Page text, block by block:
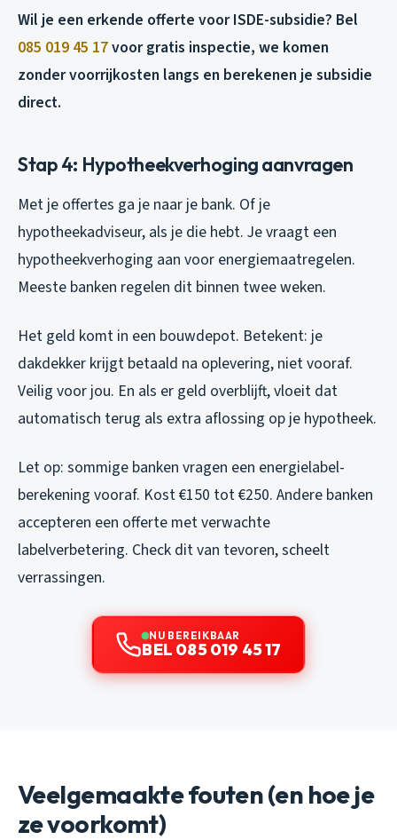
Wil je een erkende offerte voor ISDE-subsidie? Bel
085 019 45 17voor gratis inspectie, we komen
zonder voorrijkosten langs en berekenen je subsidie
direct.
Stap 4: Hypotheekverhoging aanvragen
Met je offertes ga je naar je bank. Of je
hypotheekadviseur, als je die hebt. Je vraagt een
hypotheekverhoging aan voor energiemaatregelen.
Meeste banken regelen dit binnen twee weken.
Het geld komt in een bouwdepot. Betekent: je
dakdekker krijgt betaald na oplevering, niet vooraf.
Veilig voor jou. En als er geld overblijft, vloeit dat
automatisch terug als extra aflossing op je hypotheek.
Let op: sommige banken vragen een energielabel-
berekening vooraf. Kost €150 tot €250. Andere banken
accepteren een offerte met verwachte
labelverbetering. Check dit van tevoren, scheelt
verrassingen.
NU BEREIKBAAR
BEL 085 019 45 17
Veelgemaakte fouten (en hoe je
ze voorkomt)